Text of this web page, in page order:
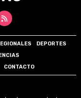
DEPORTES
CONTACTO